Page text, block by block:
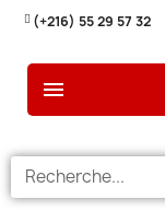
(+216) 55 29 57 32